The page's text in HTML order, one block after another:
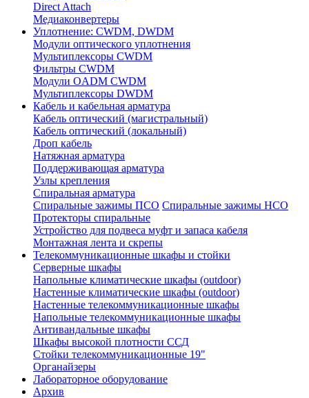
Direct Attach
Медиаконвертеры
Уплотнение: CWDM, DWDM
Модули оптического уплотнения
Мультиплексоры CWDM
Фильтры CWDM
Модули OADM CWDM
Мультиплексоры DWDM
Кабель и кабельная арматура
Кабель оптический (магистральный)
Кабель оптический (локальный)
Дроп кабель
Натяжная арматура
Поддерживающая арматура
Узлы крепления
Спиральная арматура
Спиральные зажимы ПСО Спиральные зажимы НСО
Протекторы спиральные
Устройство для подвеса муфт и запаса кабеля
Монтажная лента и скрепы
Телекоммуникационные шкафы и стойки
Серверные шкафы
Напольные климатические шкафы (outdoor)
Настенные климатические шкафы (outdoor)
Настенные телекоммуникационные шкафы
Напольные телекоммуникационные шкафы
Антивандальные шкафы
Шкафы высокой плотности ССД
Стойки телекоммуникационные 19"
Органайзеры
Лабораторное оборудование
Архив